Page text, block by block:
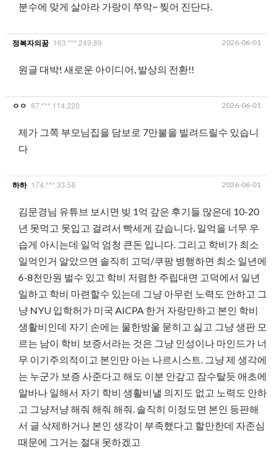
분수에 맞게 살아라 가랑이 쭈악~ 찢어 진단다.
정복자의꿈 163.***.249.89 2026-06-01
원글 대박! 새로운 아이디어, 발상의 전환!!
ㅇㅇ 67.***.114.220 2026-06-01
제가 그쪽 부모님집을 담보로 7만불을 빌려드릴수 있습니
다
하하 174.***.33.58 2026-06-01
김문경님 유튜브 보시면 빚 1억 갚은 후기들 많은데 10-20
년 못먹고 못입고 걸려서 빡세게 갚습니다. 일억을 너무 우
습게 아시는데 일억 엄청 큰돈 입니다. 그리고 학비가 최소
일억인거 알았으면 솔직히 고덕/쿠팡 병행하면 최소 일년에
6-8천만원 벌수 있고 학비 저렴한 주립대면 고덕에서 일년
일하고 학비 마련할수 있는데 그냥 아무런 노력도 안하고 그
냥 NYU 입학허가 미국 AICPA 한거 자랑만하고 본인 학비
생활비인데 자기 손에는 물한방울 묻히고 싫고 그냥 생판 모
르는 남이 학비 보증서라는 것은 그냥 인성이나 마인드가 너
무 이기주의적이고 본인만 아는 나르시스트. 그냥 제 생각에
는 누군가 보증 사준다고 해도 이분 안갚고 잠수탈듯 애초에
알바나 일해서 자기 학비 생활비낼 의지도 없고 노력도 안하
고 그냥저냥 해줘 해줘 해줘. 솔직히 이정도면 본인 등판해
서 글 삭제하거나 본인 생각이 부족했다고 할만한데 자존심
때문에 그거는 절대 못하겠고